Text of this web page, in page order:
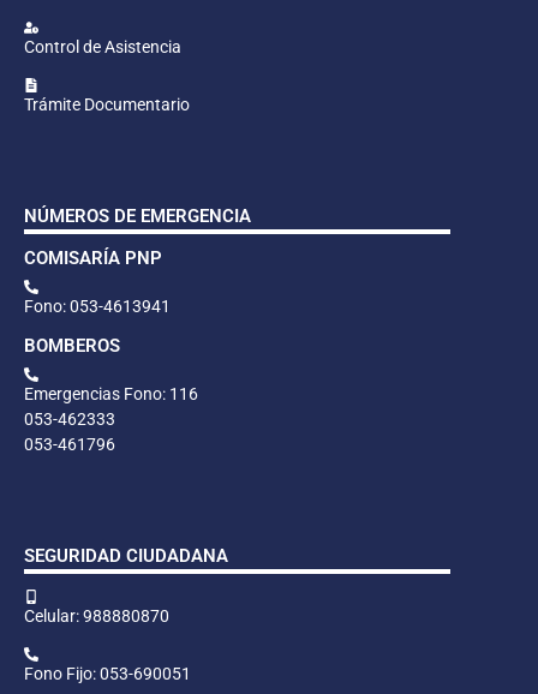
Control de Asistencia
Trámite Documentario
NÚMEROS DE EMERGENCIA
COMISARÍA PNP
Fono: 053-4613941
BOMBEROS
Emergencias Fono: 116
053-462333
053-461796
SEGURIDAD CIUDADANA
Celular: 988880870
Fono Fijo: 053-690051